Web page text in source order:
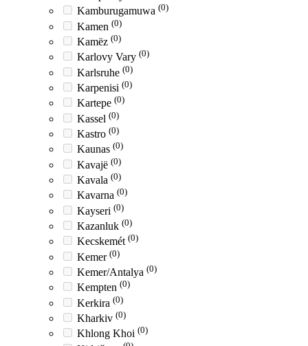
Kamburugamuwa (0)
Kamen (0)
Kamëz (0)
Karlovy Vary (0)
Karlsruhe (0)
Karpenisi (0)
Kartepe (0)
Kassel (0)
Kastro (0)
Kaunas (0)
Kavajë (0)
Kavala (0)
Kavarna (0)
Kayseri (0)
Kazanluk (0)
Kecskemét (0)
Kemer (0)
Kemer/Antalya (0)
Kempten (0)
Kerkira (0)
Kharkiv (0)
Khlong Khoi (0)